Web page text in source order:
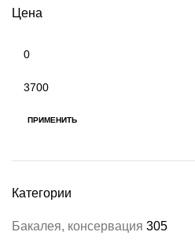
Цена
цена
цена
ПРИМЕНИТЬ
Категории
Бакалея, консервация 305